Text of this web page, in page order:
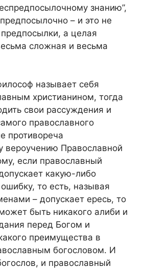
знанию”,
– и это не
а целая
сложная и весьма
называет себя
христианином, тогда
свои рассуждения и
православного
противореча
вероучению Православной
если православный
какую-либо
то есть, называя
– допускает ересь, то
быть никакого алиби и
перед Богом и
преимущества в
богословом. И
и православный